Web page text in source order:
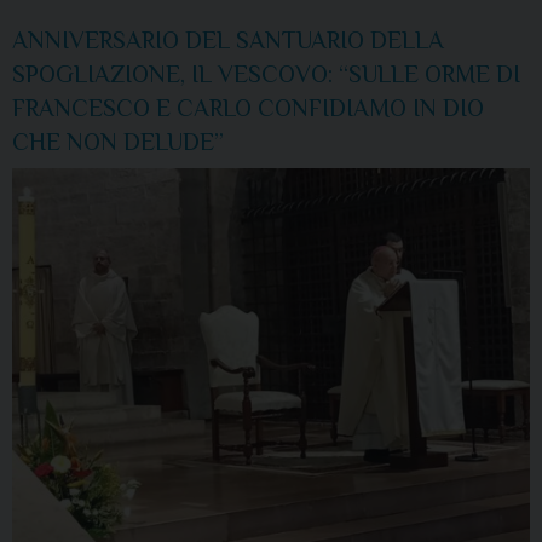
ANNIVERSARIO DEL SANTUARIO DELLA
SPOGLIAZIONE, IL VESCOVO: “SULLE ORME DI
FRANCESCO E CARLO CONFIDIAMO IN DIO
CHE NON DELUDE”